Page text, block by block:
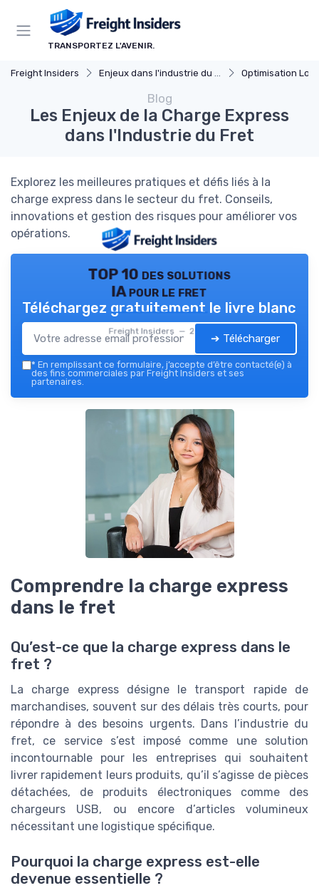
TRANSPORTEZ L'AVENIR.
Freight Insiders Enjeux dans l'industrie du fret Optimisation
Blog
Les Enjeux de la Charge Express
dans l'Industrie du Fret
Explorez les meilleures pratiques et défis liés à la
charge express dans le secteur du fret. Conseils,
innovations et gestion des risques pour améliorer vos
opérations.
TOP 10 des solutions
IA pour le fret
Freight Insiders — 2026
Téléchargez gratuitement le livre blanc
➔ Télécharger
* En remplissant ce formulaire, j’accepte d’être contacté(e) à
des fins commerciales par Freight Insiders et ses
partenaires.
Comprendre la charge express
dans le fret
Qu’est-ce que la charge express dans le
fret ?
La charge express désigne le transport rapide de
marchandises, souvent sur des délais très courts, pour
répondre à des besoins urgents. Dans l’industrie du
fret, ce service s’est imposé comme une solution
incontournable pour les entreprises qui souhaitent
livrer rapidement leurs produits, qu’il s’agisse de pièces
détachées, de produits électroniques comme des
chargeurs USB, ou encore d’articles volumineux
nécessitant une logistique spécifique.
Pourquoi la charge express est-elle
devenue essentielle ?
Panneau de gestion des cookies